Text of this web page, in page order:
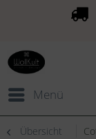
Menü
Übersicht